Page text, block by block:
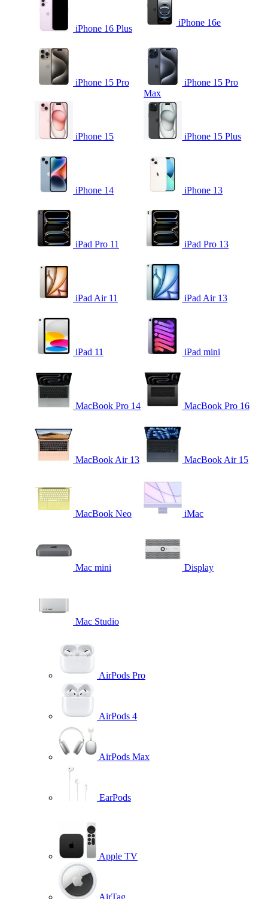
iPhone 16 Plus
iPhone 16e
iPhone 15 Pro
iPhone 15 Pro
Max
iPhone 15 iPhone 15 Plus
iPhone 14 iPhone 13
iPad Pro 11 iPad Pro 13
iPad Air 11 iPad Air 13
iPad 11 iPad mini
MacBook Pro 14 MacBook Pro 16
MacBook Air 13 MacBook Air 15
MacBook Neo iMac
Mac mini Display
Mac Studio
AirPods Pro
AirPods 4
AirPods Max
EarPods
Apple TV